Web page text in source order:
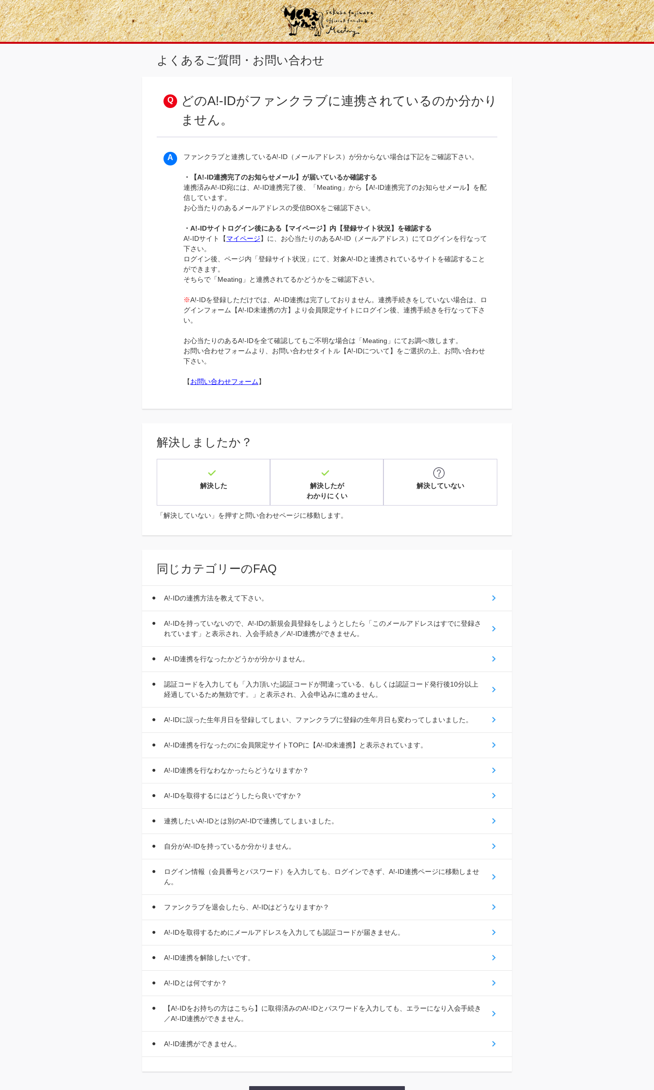
よくあるご質問・お問い合わせ
どのA!-IDがファンクラブに連携されているのか分かり
ません。
ファンクラブと連携しているA!-ID（メールアドレス）が分からない場合は下記をご確認下さい。
・【A!-ID連携完了のお知らせメール】が届いているか確認する
連携済みA!-ID宛には、A!-ID連携完了後、「Meating」から【A!-ID連携完了のお知らせメール】を配
信しています。
お心当たりのあるメールアドレスの受信BOXをご確認下さい。
・A!-IDサイトログイン後にある【マイページ】内【登録サイト状況】を確認する
A!-IDサイト【マイページ】に、お心当たりのあるA!-ID（メールアドレス）にてログインを行なって
下さい。
ログイン後、ページ内「登録サイト状況」にて、対象A!-IDと連携されているサイトを確認すること
ができます。
そちらで「Meating」と連携されてるかどうかをご確認下さい。
※A!-IDを登録しただけでは、A!-ID連携は完了しておりません。連携手続きをしていない場合は、ロ
グインフォーム【A!-ID未連携の方】より会員限定サイトにログイン後、連携手続きを行なって下さ
い。
お心当たりのあるA!-IDを全て確認してもご不明な場合は「Meating」にてお調べ致します。
お問い合わせフォームより、お問い合わせタイトル【A!-IDについて】をご選択の上、お問い合わせ
下さい。
【お問い合わせフォーム】
解決しましたか？
解決した
解決したが
わかりにくい
解決していない
「解決していない」を押すと問い合わせページに移動します。
同じカテゴリーのFAQ
A!-IDの連携方法を教えて下さい。
A!-IDを持っていないので、A!-IDの新規会員登録をしようとしたら「このメールアドレスはすでに登録さ
れています」と表示され、入会手続き／A!-ID連携ができません。
A!-ID連携を行なったかどうかが分かりません。
認証コードを入力しても「入力頂いた認証コードが間違っている、もしくは認証コード発行後10分以上
経過しているため無効です。」と表示され、入会申込みに進めません。
A!-IDに誤った生年月日を登録してしまい、ファンクラブに登録の生年月日も変わってしまいました。
A!-ID連携を行なったのに会員限定サイトTOPに【A!-ID未連携】と表示されています。
A!-ID連携を行なわなかったらどうなりますか？
A!-IDを取得するにはどうしたら良いですか？
連携したいA!-IDとは別のA!-IDで連携してしまいました。
自分がA!-IDを持っているか分かりません。
ログイン情報（会員番号とパスワード）を入力しても、ログインできず、A!-ID連携ページに移動しませ
ん。
ファンクラブを退会したら、A!-IDはどうなりますか？
A!-IDを取得するためにメールアドレスを入力しても認証コードが届きません。
A!-ID連携を解除したいです。
A!-IDとは何ですか？
【A!-IDをお持ちの方はこちら】に取得済みのA!-IDとパスワードを入力しても、エラーになり入会手続き
／A!-ID連携ができません。
A!-ID連携ができません。